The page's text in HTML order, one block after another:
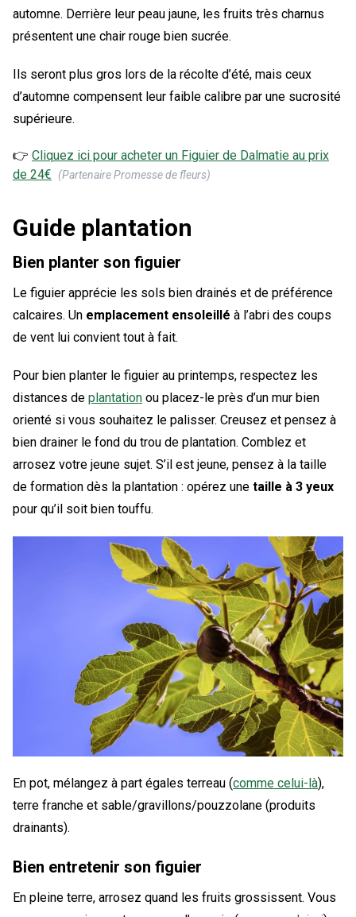
automne. Derrière leur peau jaune, les fruits très charnus
présentent une chair rouge bien sucrée.
Ils seront plus gros lors de la récolte d’été, mais ceux
d’automne compensent leur faible calibre par une sucrosité
supérieure.
👉 Cliquez ici pour acheter un Figuier de Dalmatie au prix
de 24€ (Partenaire Promesse de fleurs)
Guide plantation
Bien planter son figuier
Le figuier apprécie les sols bien drainés et de préférence
calcaires. Un emplacement ensoleillé à l’abri des coups
de vent lui convient tout à fait.
Pour bien planter le figuier au printemps, respectez les
distances de plantation ou placez-le près d’un mur bien
orienté si vous souhaitez le palisser. Creusez et pensez à
bien drainer le fond du trou de plantation. Comblez et
arrosez votre jeune sujet. S’il est jeune, pensez à la taille
de formation dès la plantation : opérez une taille à 3 yeux
pour qu’il soit bien touffu.
En pot, mélangez à part égales terreau (comme celui-là),
terre franche et sable/gravillons/pouzzolane (produits
drainants).
Bien entretenir son figuier
En pleine terre, arrosez quand les fruits grossissent. Vous